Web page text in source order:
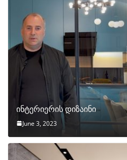
ინტერიერის დიზაინი
June 3, 2023